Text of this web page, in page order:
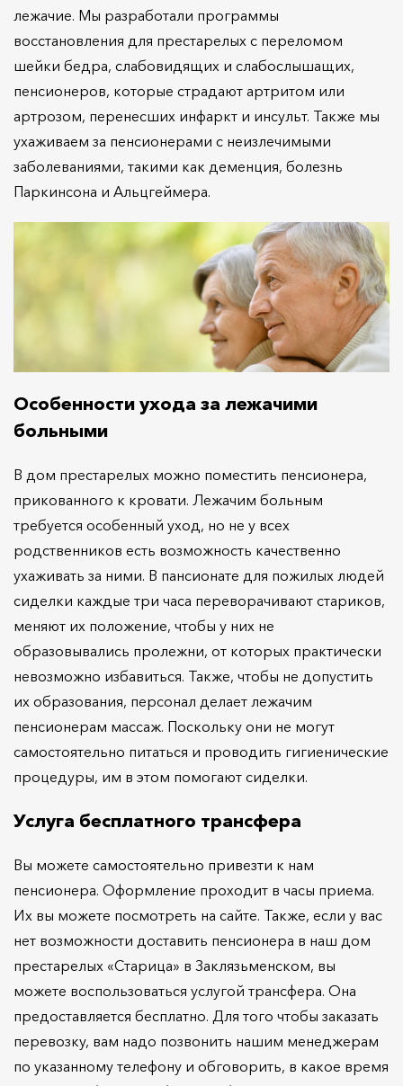
лежачие. Мы разработали программы
восстановления для престарелых с переломом
шейки бедра, слабовидящих и слабослышащих,
пенсионеров, которые страдают артритом или
артрозом, перенесших инфаркт и инсульт. Также мы
ухаживаем за пенсионерами с неизлечимыми
заболеваниями, такими как деменция, болезнь
Паркинсона и Альцгеймера.
Особенности ухода за лежачими
больными
В дом престарелых можно поместить пенсионера,
прикованного к кровати. Лежачим больным
требуется особенный уход, но не у всех
родственников есть возможность качественно
ухаживать за ними. В пансионате для пожилых людей
сиделки каждые три часа переворачивают стариков,
меняют их положение, чтобы у них не
образовывались пролежни, от которых практически
невозможно избавиться. Также, чтобы не допустить
их образования, персонал делает лежачим
пенсионерам массаж. Поскольку они не могут
самостоятельно питаться и проводить гигиенические
процедуры, им в этом помогают сиделки.
Услуга бесплатного трансфера
Вы можете самостоятельно привезти к нам
пенсионера. Оформление проходит в часы приема.
Их вы можете посмотреть на сайте. Также, если у вас
нет возможности доставить пенсионера в наш дом
престарелых «Старица» в Заклязьменском, вы
можете воспользоваться услугой трансфера. Она
предоставляется бесплатно. Для того чтобы заказать
перевозку, вам надо позвонить нашим менеджерам
по указанному телефону и обговорить, в какое время